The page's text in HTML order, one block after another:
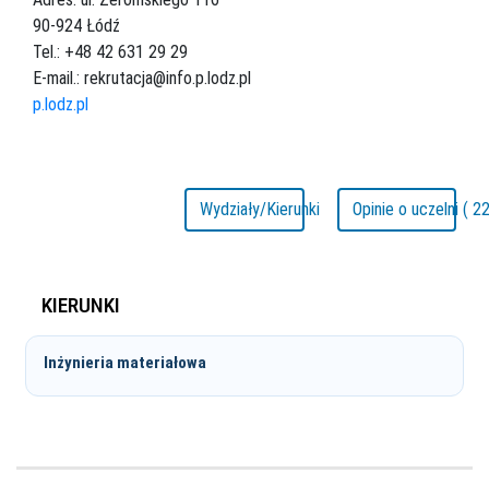
90-924 Łódź
Tel.: +48 42 631 29 29
E-mail.: rekrutacja@info.p.lodz.pl
p.lodz.pl
Wydziały/Kierunki Opinie o uczelni (
KIERUNKI
Inżynieria materiałowa